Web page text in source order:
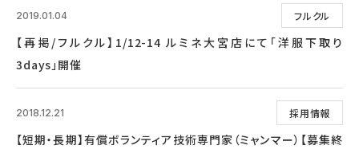
フルクル
2019.01.04
【再掲/フルクル】1/12-14 ルミネ大宮店にて「洋服下取り
3days」開催
採用情報
2018.12.21
【短期・長期】有償ボランティア技術専門家（ミャンマー）【募集終